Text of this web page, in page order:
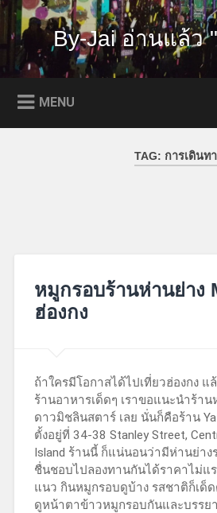
Skip
content
Search By-Jai อ่านแล้ว
MENU
TAG: การเดินท
หมูกรอบร้านห่านย่าง
ฮ่องกง
ถ้าใครมีโอกาสได้ไปเที่ยวฮ่องกง แ
ร้านอาหารเด็ดๆ เราขอแนะนำร้า
ดาวมิชลินสตาร์ เลย นั่นก็คือร้าน
ตั้งอยู่ที่ 34-38 Stanley Street,
Island ร้านนี้ ก็แน่นอนว่ามีห่านย่าง
ชื่นชอบไปลองทานกันได้ราคาไม่แ
แนว กินหมูกรอบดูบ้าง รสชาติก็เด็
ดูหน้าตาข้าวหมูกรอบกันและบรรย